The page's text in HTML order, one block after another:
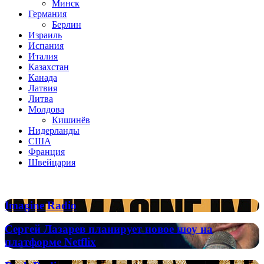
Минск
Германия
Берлин
Израиль
Испания
Италия
Казахстан
Канада
Латвия
Литва
Молдова
Кишинёв
Нидерланды
США
Франция
Швейцария
Imagine
Radio
Imagine Radio
Сергей
Лазарев
планирует
новое
Сергей Лазарев планирует новое шоу на
платформе Netflix